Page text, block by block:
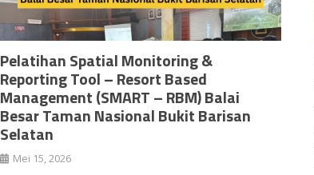
Pelatihan Spatial Monitoring &
Reporting Tool – Resort Based
Management (SMART – RBM) Balai
Besar Taman Nasional Bukit Barisan
Selatan
Mei 15, 2026